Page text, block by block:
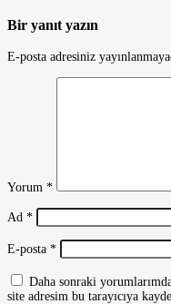
Bir yanıt yazın
E-posta adresiniz
Yorum *
Ad *
E-posta *
Daha sonraki
site adresim bu tarayıcıya